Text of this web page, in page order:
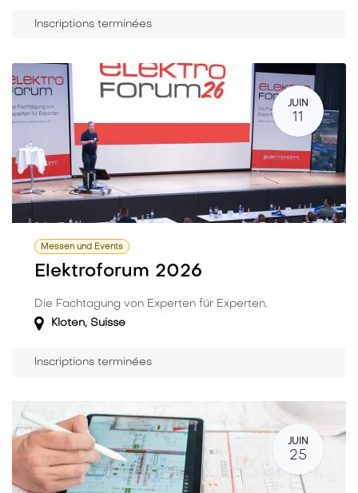
Inscriptions terminées
JUIN
11
Messen und Events
Elektroforum 2026
Die Fachtagung von Experten für Experten.
Kloten, Suisse
Inscriptions terminées
JUIN
25